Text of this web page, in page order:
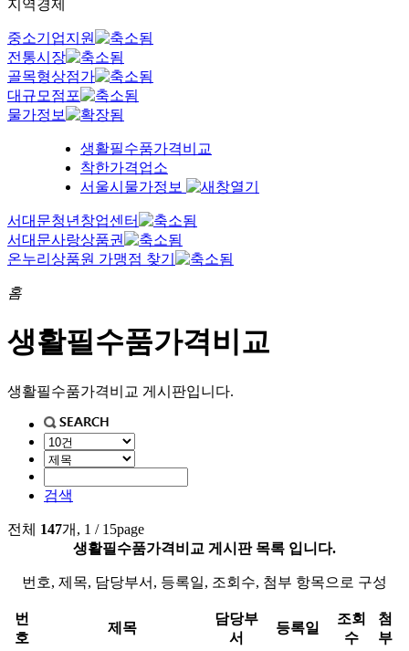
지역경제
중소기업지원
전통시장
골목형상점가
대규모점포
물가정보
생활필수품가격비교
착한가격업소
서울시물가정보
서대문청년창업센터
서대문사랑상품권
온누리상품원 가맹점 찾기
홈
생활필수품가격비교
생활필수품가격비교 게시판입니다.
검색
전체 147개, 1 / 15page
생활필수품가격비교 게시판 목록 입니다.
번호, 제목, 담당부서, 등록일, 조회수, 첨부 항목으로 구성
번
호
제목
담당부
서
등록일
조회
수
첨
부